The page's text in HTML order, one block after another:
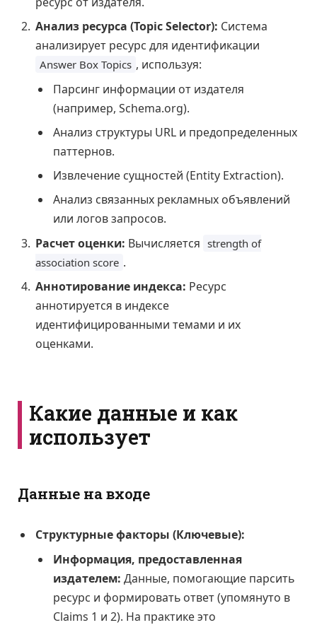
Анализ ресурса (Topic Selector): Система
анализирует ресурс для идентификации
Answer Box Topics , используя:
Парсинг информации от издателя
(например, Schema.org).
Анализ структуры URL и предопределенных
паттернов.
Извлечение сущностей (Entity Extraction).
Анализ связанных рекламных объявлений
или логов запросов.
Расчет оценки: Вычисляется strength of
association score .
Аннотирование индекса: Ресурс
аннотируется в индексе
идентифицированными темами и их
оценками.
Какие данные и как
использует
Данные на входе
Структурные факторы (Ключевые):
Информация, предоставленная
издателем: Данные, помогающие парсить
ресурс и формировать ответ (упомянуто в
Claims 1 и 2). На практике это